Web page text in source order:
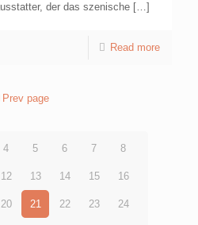
der das szenische […]
Read more
Prev page
4 5 6 7 8
12 13 14 15 16
20 21 22 23 24